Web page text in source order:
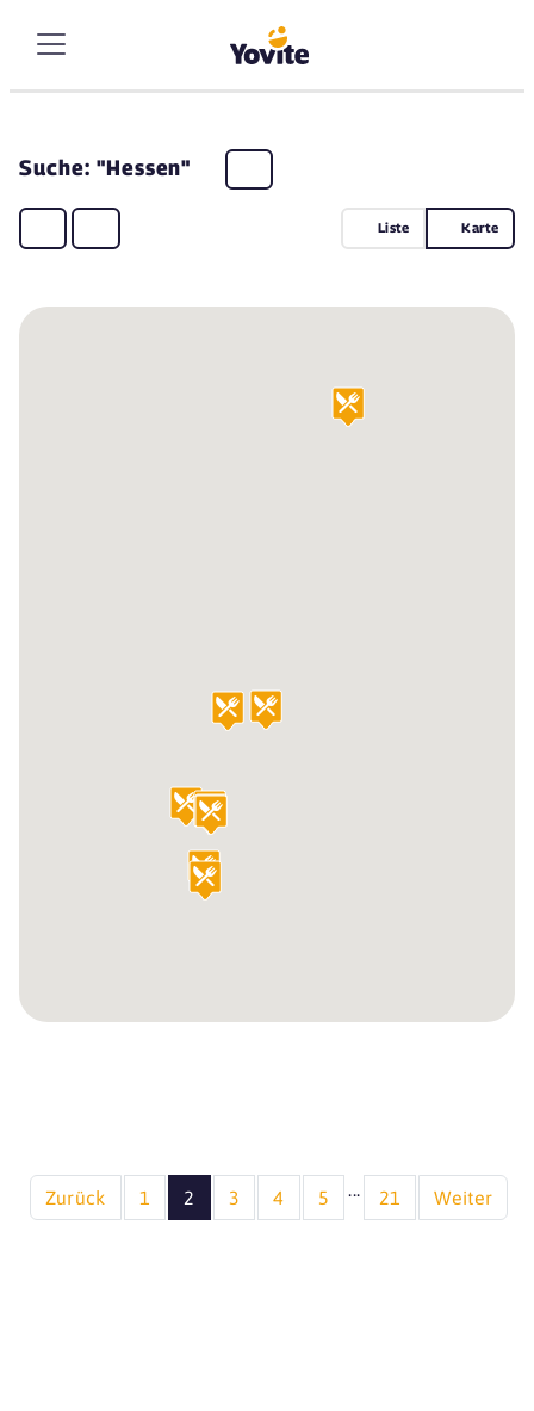
Suche: "Hessen"
Liste Karte
Zurück 1 2 3 4 5 21 Weiter